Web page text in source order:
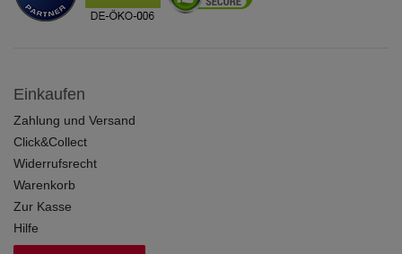
Einkaufen
Zahlung und Versand
Click&Collect
Widerrufsrecht
Warenkorb
Zur Kasse
Hilfe